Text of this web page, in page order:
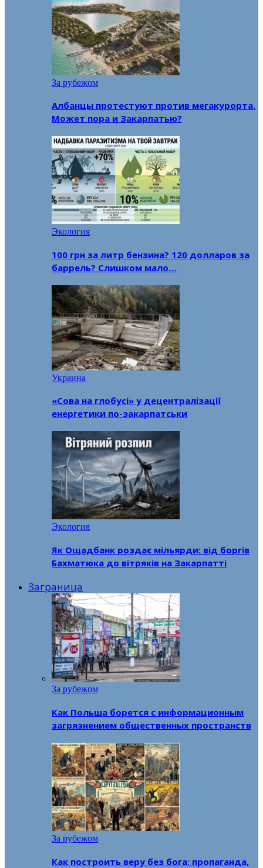
За рубежом
Албанцы протестуют против мегакурорта.
Может пора и Закарпатью?
Экология
100 грн за литр бензина? 120 долларов за
баррель? Слишком мало…
Украина
«Сова на глобусі» у децентралізації
енергетики по-закарпатськи
Экология
Як Ощадбанк роздає мільярди: від боргів
Бахматюка до вітряків на Закарпатті
Заграница
За рубежом
Как Польша борется с информационным
загрязнением общественных пространств
За рубежом
Как построить веру без бога: пропаганда,